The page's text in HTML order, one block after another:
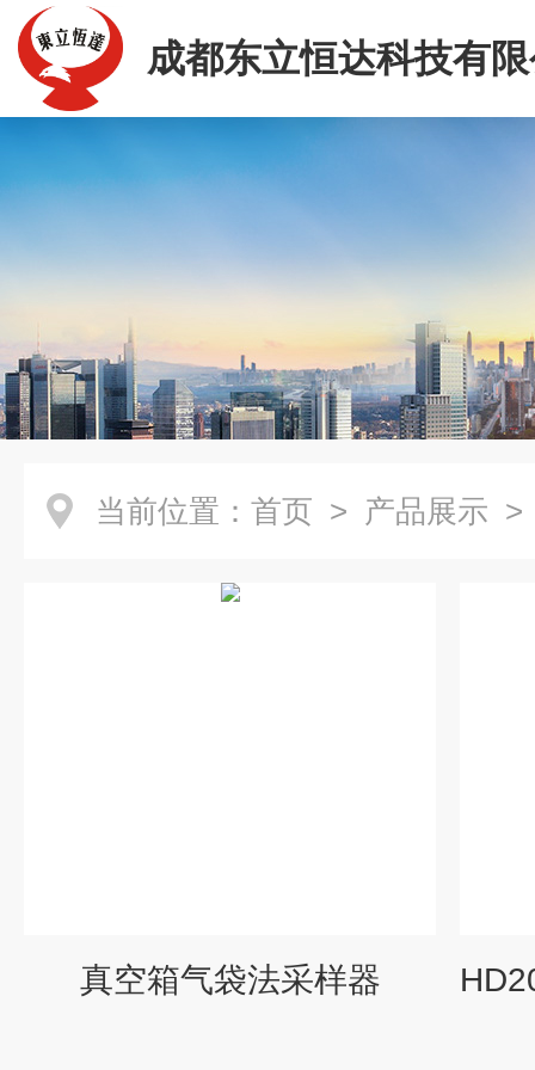
成都东立恒达科技有
当前位置： 首页 > 产品展示
真空箱气袋法采样器